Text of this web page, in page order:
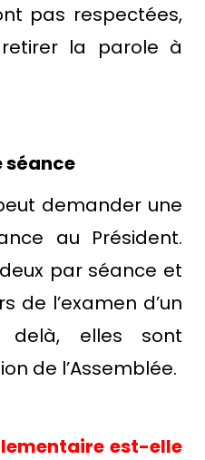
pas respectées,
la parole à
séance
demander une
au Président.
par séance et
de l’examen d’un
delà, elles sont
de l’Assemblée.
est-elle